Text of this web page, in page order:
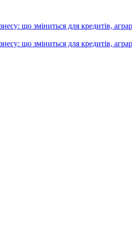
що зміниться для кредитів,
що зміниться для кредитів,